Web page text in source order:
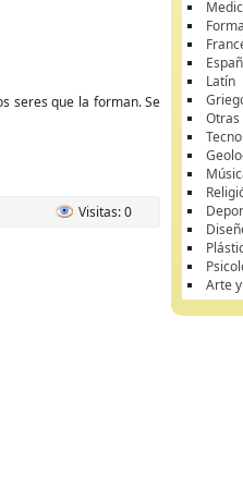
seres que la forman. Se
Visitas: 0
Latín
Arte